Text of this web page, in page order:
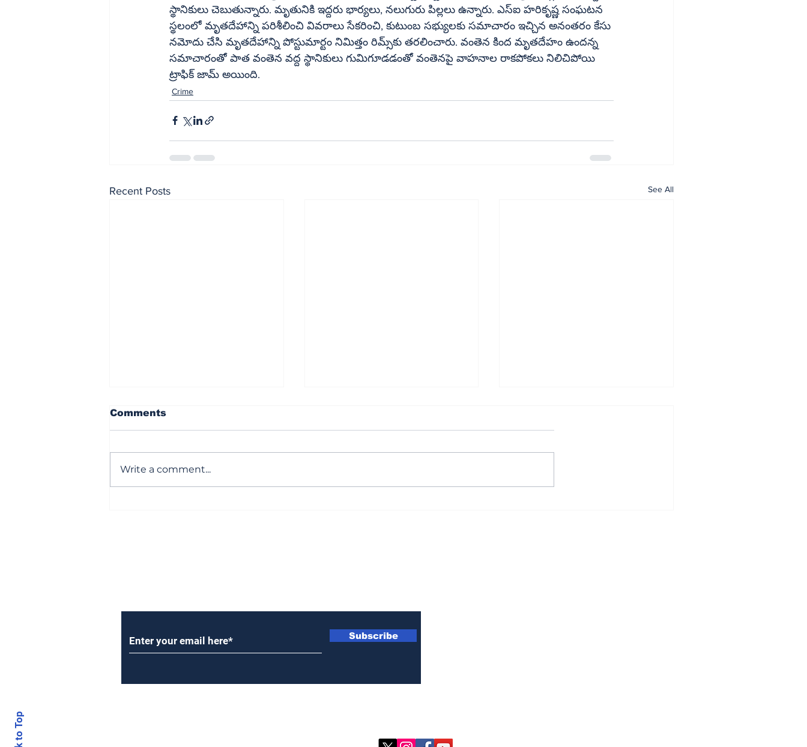
స్థానికులు చెబుతున్నారు. మృతునికి ఇద్దరు భార్యలు, నలుగురు పిల్లలు ఉన్నారు. ఎస్‌ఐ హరికృష్ణ సంఘటన
స్థలంలో మృతదేహాన్ని పరిశీలించి వివరాలు సేకరించి, కుటుంబ సభ్యులకు సమాచారం ఇచ్చిన అనంతరం కేసు
నమోదు చేసి మృతదేహాన్ని పోస్టుమార్టం నిమిత్తం రిమ్స్‌కు తరలించారు. వంతెన కింద మృతదేహం ఉందన్న
సమాచారంతో పాత వంతెన వద్ద స్థానికులు గుమిగూడడంతో వంతెనపై వాహనాల రాకపోకలు నిలిచిపోయి
ట్రాఫిక్‌ జామ్‌ అయింది.
Crime
Recent Posts See All
ఆరు దాటితే హడల్!
Comments
Write a comment...
Subscribe